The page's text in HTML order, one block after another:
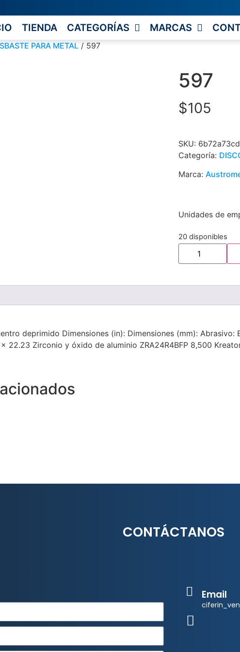
TIENDA CATEGORÍAS MARCAS
PARA METAL / 597
597
$105
SKU:
Categoría:
Marca:
Unidades de
20 disponibles
deprimido Dimensiones (in): Dimensiones (mm): Abrasivo:
22.23 Zirconio y óxido de aluminio ZRA24R4BFP 8,500
CONTÁCTANOS
Email